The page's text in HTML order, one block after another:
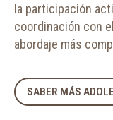
la participación
coordinación con
abordaje más
SABER MÁS